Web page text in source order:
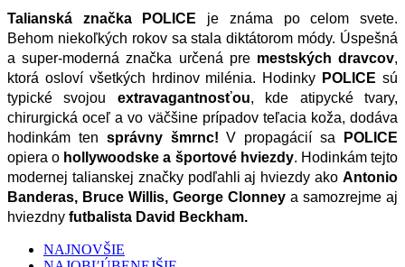
Talianská značka POLICE je známa po celom svete.
Behom niekoľkých rokov sa stala diktátorom módy. Úspešná
a super-moderná značka určená pre mestských dravcov,
ktorá osloví všetkých hrdinov milénia. Hodinky POLICE sú
typické svojou extravagantnosťou, kde atipycké tvary,
chirurgická oceľ a vo väčšine prípadov teľacia koža, dodáva
hodinkám ten správny šmrnc! V propagácií sa
POLICE
opiera o hollywoodske a športové hviezdy. Hodinkám tejto
modernej talianskej značky podľahli aj hviezdy ako Antonio
Banderas, Bruce Willis, George Clonney a samozrejme aj
hviezdny futbalista David Beckham.
NAJNOVŠIE